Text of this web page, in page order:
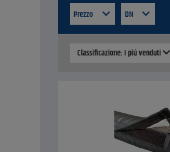
Prezzo
DN
Classificazione: I piú venduti